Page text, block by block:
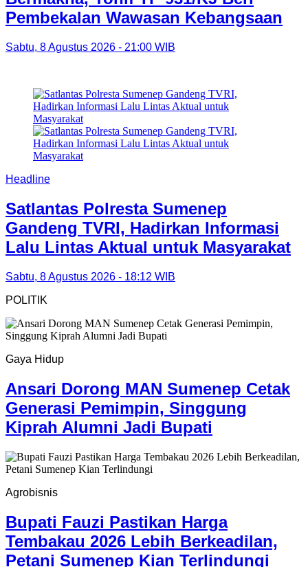
Pembekalan Wawasan Kebangsaan
Sabtu, 8 Agustus 2026 - 21:00 WIB
Headline
Satlantas Polresta Sumenep
Gandeng TVRI, Hadirkan Informasi
Lalu Lintas Aktual untuk Masyarakat
Sabtu, 8 Agustus 2026 - 18:12 WIB
POLITIK
Gaya Hidup
Ansari Dorong MAN Sumenep Cetak
Generasi Pemimpin, Singgung
Kiprah Alumni Jadi Bupati
Agrobisnis
Bupati Fauzi Pastikan Harga
Tembakau 2026 Lebih Berkeadilan,
Petani Sumenep Kian Terlindungi